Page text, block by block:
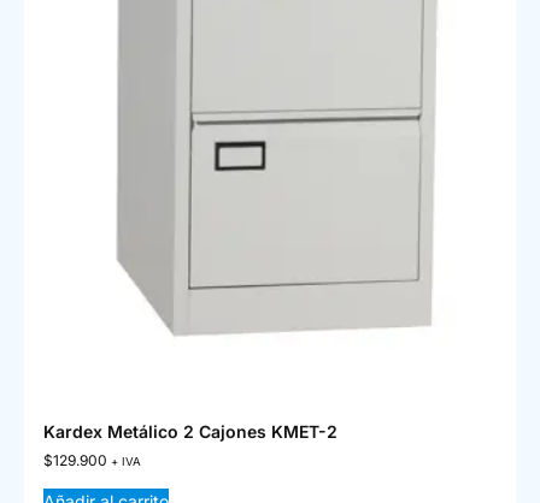
Kardex Metálico 2 Cajones KMET-2
$129.900 + IVA